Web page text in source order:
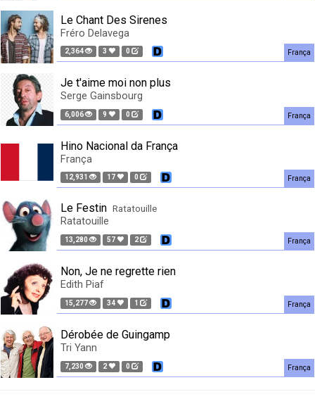
Le Chant Des Sirenes
Fréro Delavega
2,364 3 0 França
Je t'aime moi non plus
Serge Gainsbourg
6,006 9 0 França
Hino Nacional da França
França
12,931 17 0 França
Le Festin Ratatouille
Ratatouille
13,280 57 2 França
Non, Je ne regrette rien
Edith Piaf
15,277 34 1 França
Dérobée de Guingamp
Tri Yann
7,230 2 0 França